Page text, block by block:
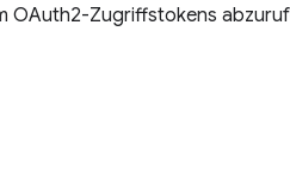
OAuth2-Zugriffstokens